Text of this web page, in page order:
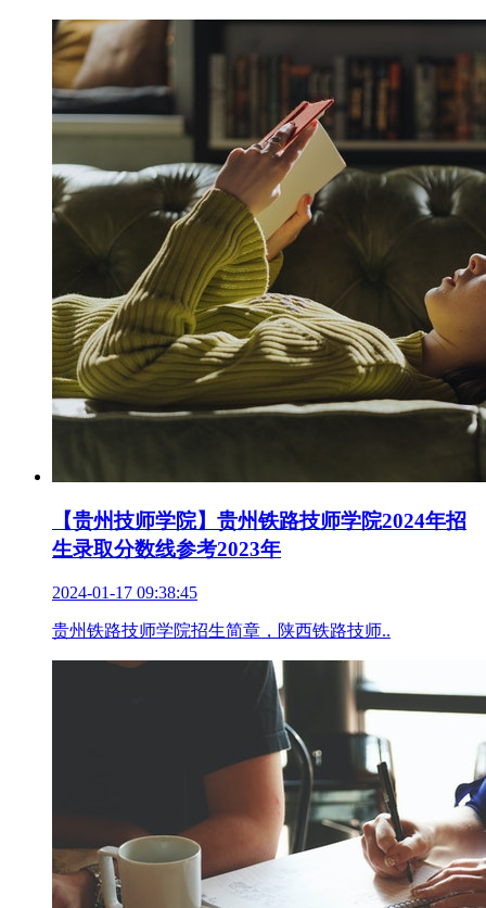
【贵州技师学院】贵州铁路技师学院2024年招
生录取分数线参考2023年
2024-01-17 09:38:45
贵州铁路技师学院招生简章，陕西铁路技师..